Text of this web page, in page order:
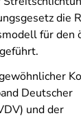
die
für den
Deutscher
und der